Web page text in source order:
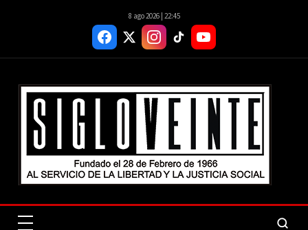
8 ago 2026 | 22:45